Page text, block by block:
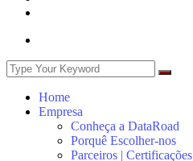
Home
Empresa
Conheça a DataRoad
Porquê Escolher-nos
Parceiros | Certificações